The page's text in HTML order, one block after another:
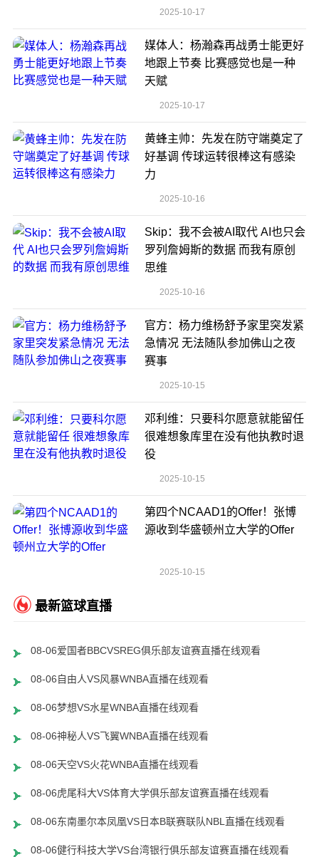
2025-10-17
媒体人：杨瀚森再战勇士能更好
地跟上节奏 比赛感觉也是一种
天赋
2025-10-17
黄蜂主帅：先发在防守端奠定了
好基调 传球运转很棒这有感染
力
2025-10-16
Skip：我不会被AI取代 AI也只会
罗列詹姆斯的数据 而我有原创
思维
2025-10-16
官方：杨力维杨舒予家里突发紧
急情况 无法随队参加佛山之夜
赛事
2025-10-15
邓利维：只要科尔愿意就能留任
很难想象库里在没有他执教时退
役
2025-10-15
第四个NCAAD1的Offer！张博
源收到华盛顿州立大学的Offer
2025-10-15
最新篮球直播
08-06爱国者BBCVSREG俱乐部友谊赛直播在线观看
08-06自由人VS风暴WNBA直播在线观看
08-06梦想VS水星WNBA直播在线观看
08-06神秘人VS飞翼WNBA直播在线观看
08-06天空VS火花WNBA直播在线观看
08-06虎尾科大VS体育大学俱乐部友谊赛直播在线观看
08-06东南墨尔本凤凰VS日本B联赛联队NBL直播在线观看
08-06健行科技大学VS台湾银行俱乐部友谊赛直播在线观看